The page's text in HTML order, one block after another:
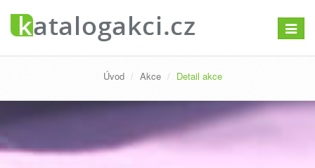
Úvod Akce Detail akce